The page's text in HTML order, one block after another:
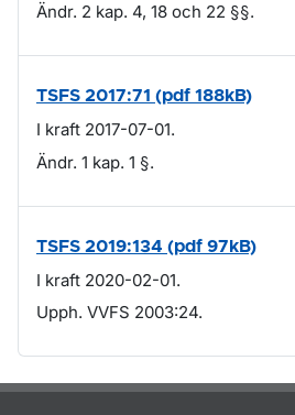
Ändr. 2 kap. 4, 18 och 22 §§.
TSFS 2017:71 (pdf 188kB)
I kraft 2017-07-01.
Ändr. 1 kap. 1 §.
TSFS 2019:134 (pdf 97kB)
I kraft 2020-02-01.
Upph. VVFS 2003:24.
Om sidan